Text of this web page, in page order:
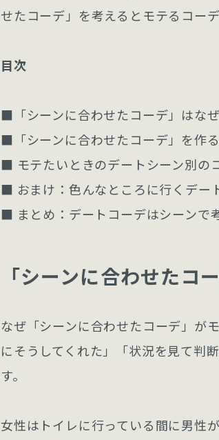
せたコーデ」を考えるとモテるコーデ
目次
■「シーンに合わせたコーデ」はな
■「シーンに合わせたコーデ」を作
■ モテたいときのデートシーン別の
■ おまけ：色んなところに行くデー
■ まとめ：デートコーデはシーンで
「シーンに合わせたコ
なぜ「シーンに合わせたコーデ」が
にそうしてくれた」「状況を見て判
す。
女性はトイレに行っている間に男性